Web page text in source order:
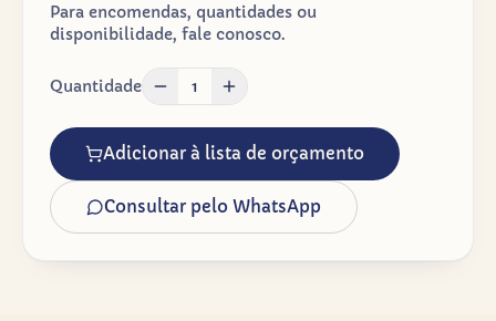
Para encomendas, quantidades ou
disponibilidade, fale conosco.
Quantidade 1
Adicionar à lista de orçamento
Consultar pelo WhatsApp